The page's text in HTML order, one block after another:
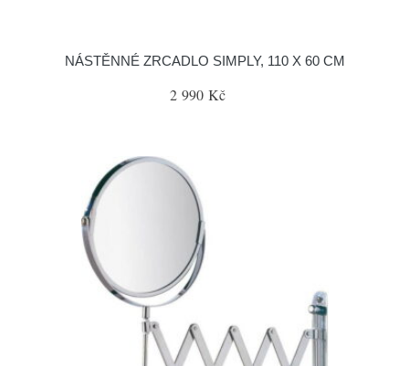
NÁSTĚNNÉ ZRCADLO SIMPLY, 110 X 60 CM
2 990 Kč